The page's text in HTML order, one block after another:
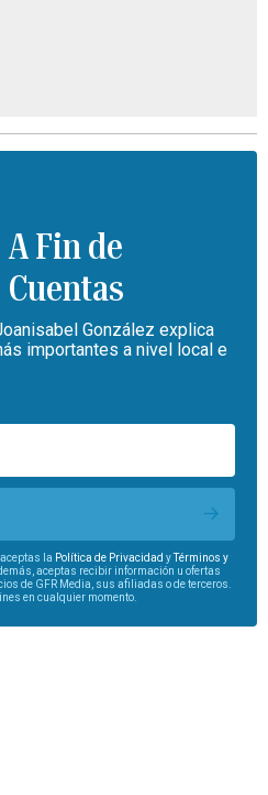
A Fin de
Cuentas
González explica
importantes a nivel local e
la Política de Privacidad yTérminos y
aceptas recibir información u ofertas
de GFR Media, sus afiliadas o de terceros.
en cualquier momento.